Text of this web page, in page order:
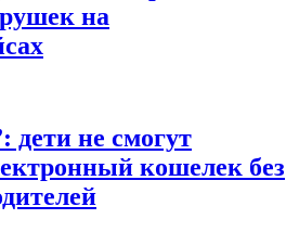
на
дети не смогут
кошелек без